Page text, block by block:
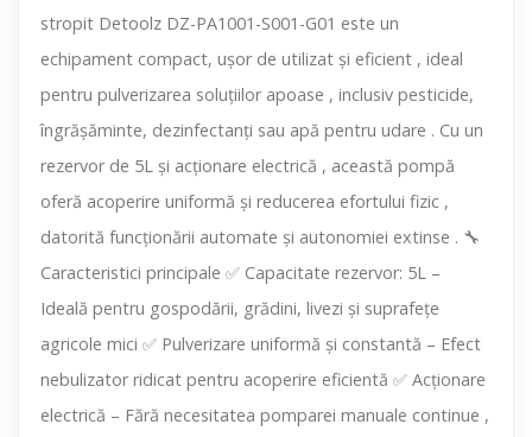
stropit Detoolz DZ-PA1001-S001-G01 este un
echipament compact, ușor de utilizat și eficient , ideal
pentru pulverizarea soluțiilor apoase , inclusiv pesticide,
îngrășăminte, dezinfectanți sau apă pentru udare . Cu un
rezervor de 5L și acționare electrică , această pompă
oferă acoperire uniformă și reducerea efortului fizic ,
datorită funcționării automate și autonomiei extinse . 🔧
Caracteristici principale ✅ Capacitate rezervor: 5L –
Ideală pentru gospodării, grădini, livezi și suprafețe
agricole mici ✅ Pulverizare uniformă și constantă – Efect
nebulizator ridicat pentru acoperire eficientă ✅ Acționare
electrică – Fără necesitatea pomparei manuale continue ,